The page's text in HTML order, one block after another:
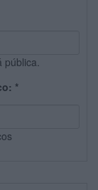
pública.
*